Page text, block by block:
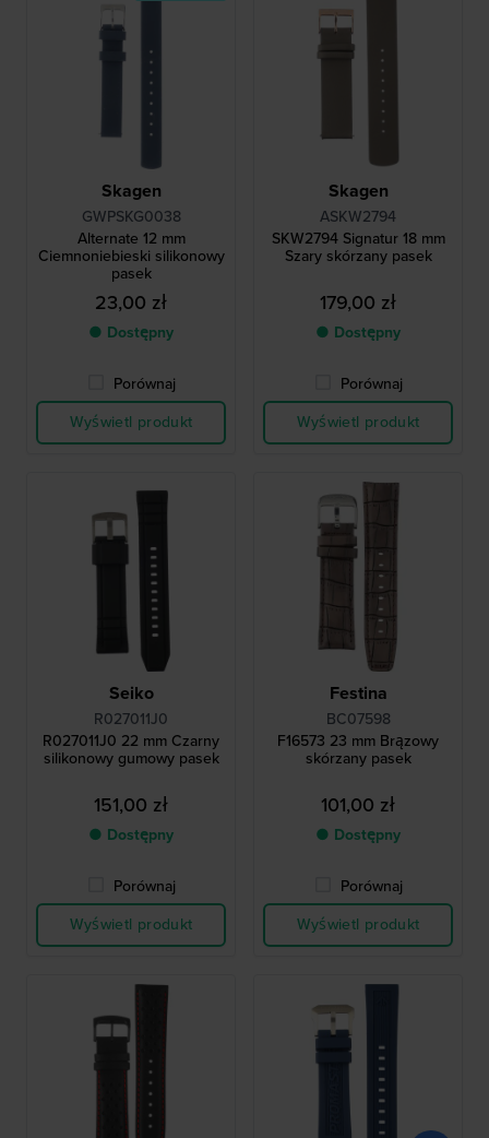
Skagen
GWPSKG0038
Alternate 12 mm
Ciemnoniebieski silikonowy
pasek
23,00 zł
● Dostępny
Porównaj
Wyświetl produkt
Skagen
ASKW2794
SKW2794 Signatur 18 mm
Szary skórzany pasek
179,00 zł
● Dostępny
Porównaj
Wyświetl produkt
Seiko
R027011J0
R027011J0 22 mm Czarny
silikonowy gumowy pasek
151,00 zł
● Dostępny
Porównaj
Wyświetl produkt
Festina
BC07598
F16573 23 mm Brązowy
skórzany pasek
101,00 zł
● Dostępny
Porównaj
Wyświetl produkt